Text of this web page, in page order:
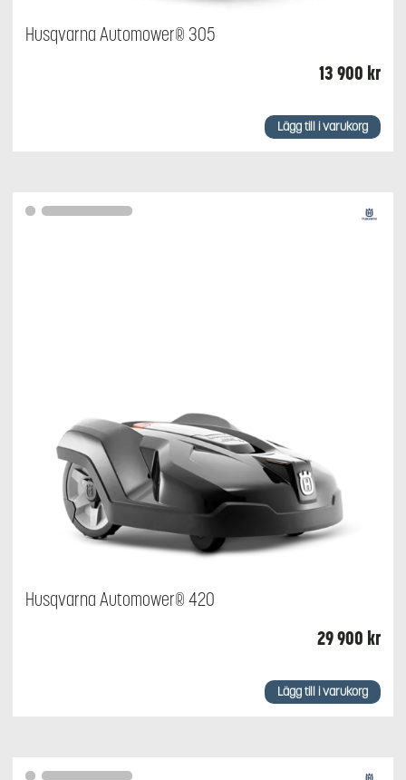
Husqvarna Automower® 305
13 900 kr
Lägg till i varukorg
Husqvarna Automower® 420
29 900 kr
Lägg till i varukorg